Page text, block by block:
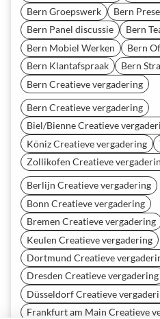
Bern Groepswerk
Bern
Bern Panel discussie
Bern
Bern Mobiel Werken
Bern
Bern Klantafspraak
Bern
Bern Creatieve vergadering
Bern Creatieve vergadering
Biel/Bienne Creatieve
Köniz Creatieve vergadering
Zollikofen Creatieve
Berlijn Creatieve vergadering
Bonn Creatieve vergadering
Bremen Creatieve vergadering
Keulen Creatieve vergadering
Dortmund Creatieve
Dresden Creatieve vergadering
Düsseldorf Creatieve
Frankfurt am Main Creatieve